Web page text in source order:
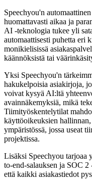
Speechyou'n
huomattavasti aikaa ja
AI -teknologia tukee yli
automaattisesti puhetta eri
monikielisissä
käännöksistä tai
Yksi Speechyou'n
hakukelpoisia asiakirjoja,
voivat kysyä AI:ltä
avainnäkemyksiä, mikä
Tiimityöskentelytilat
käyttöoikeuksien
ympäristössä, jossa useat
projektissa.
Lisäksi Speechyou tarjoaa
to-end-salauksen ja SOC 2
että kaikki asiakastiedot